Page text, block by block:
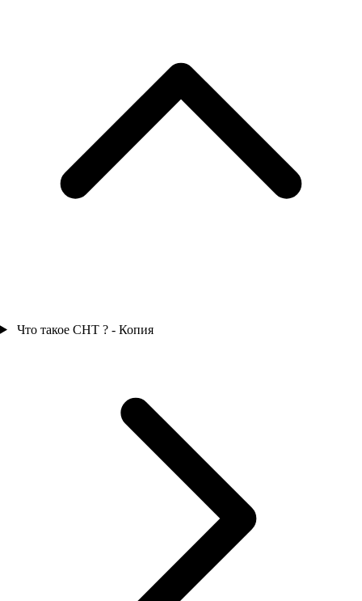
Что такое СНТ ? - Копия